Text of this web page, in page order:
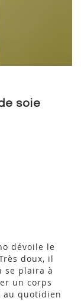
soie
dévoile le
doux, il
se plaira à
un corps
au quotidien